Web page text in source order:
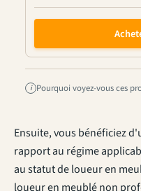
i Pourquoi voyez-vous ces
Ensuite, vous bénéficiez
rapport au régime
au statut de loueur en
loueur en meublé non